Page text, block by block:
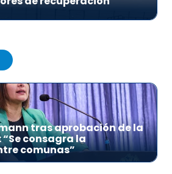
tras aprobación de la
consagra la
comunas”